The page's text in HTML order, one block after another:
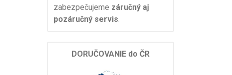
zabezpečujeme záručný aj
pozáručný servis.
DORUČOVANIE do ČR